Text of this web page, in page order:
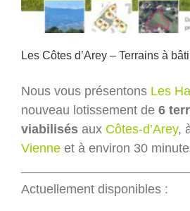
Les Côtes d’Arey – Terrains à
Nous vous présentons Les
nouveau lotissement de 6
viabilisés aux Côtes-d’Arey,
Vienne et à environ 30
Actuellement disponibles :